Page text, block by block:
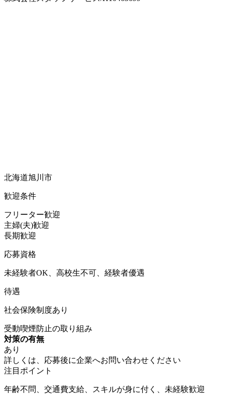
北海道旭川市
歓迎条件
フリーター歓迎
主婦(夫)歓迎
長期歓迎
応募資格
未経験者OK、高校生不可、経験者優遇
待遇
社会保険制度あり
受動喫煙防止の取り組み
対策の有無
あり
詳しくは、応募後に企業へお問い合わせください
注目ポイント
年齢不問、交通費支給、スキルが身に付く、未経験歓迎